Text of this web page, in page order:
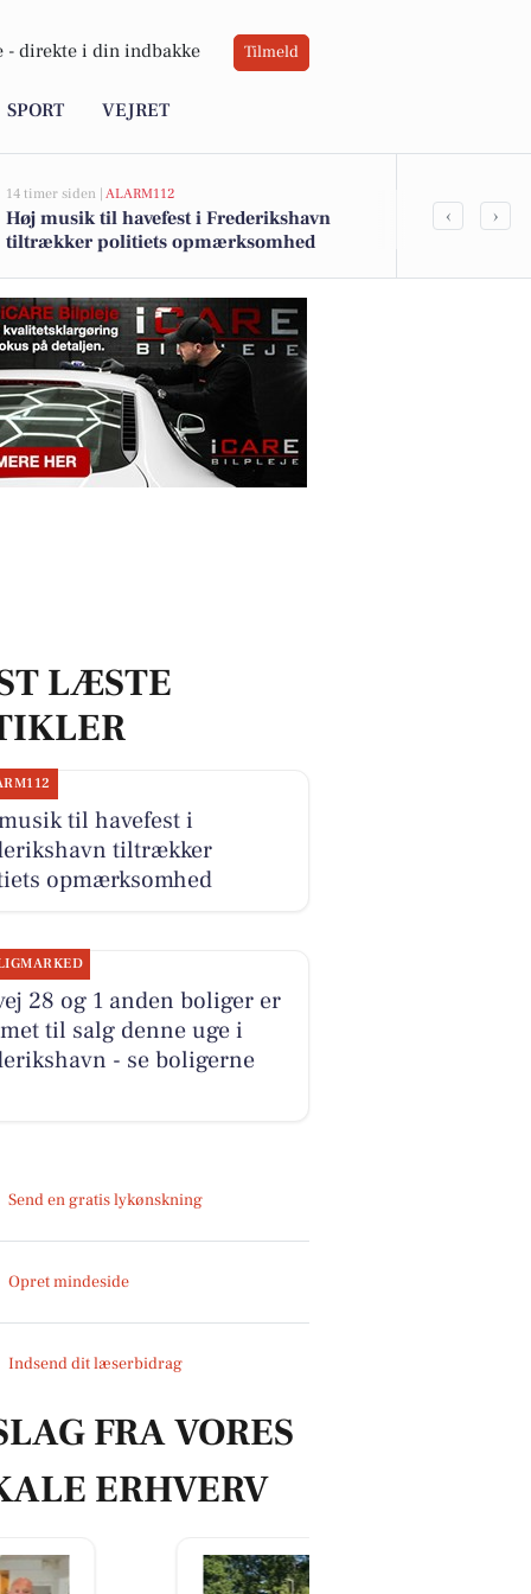
- direkte i din indbakke Tilmeld
SPORT VEJRET
14 timer siden | ALARM112
Høj musik til havefest i Frederikshavn
tiltrækker politiets opmærksomhed
Savner du
‹ ›
LÆSTE
til havefest i
tiltrækker
opmærksomhed
28 og 1 anden boliger er
til salg denne uge i
- se boligerne
Send en gratis lykønskning
Opret mindeside
Indsend dit læserbidrag
FRA VORES
ERHVERV